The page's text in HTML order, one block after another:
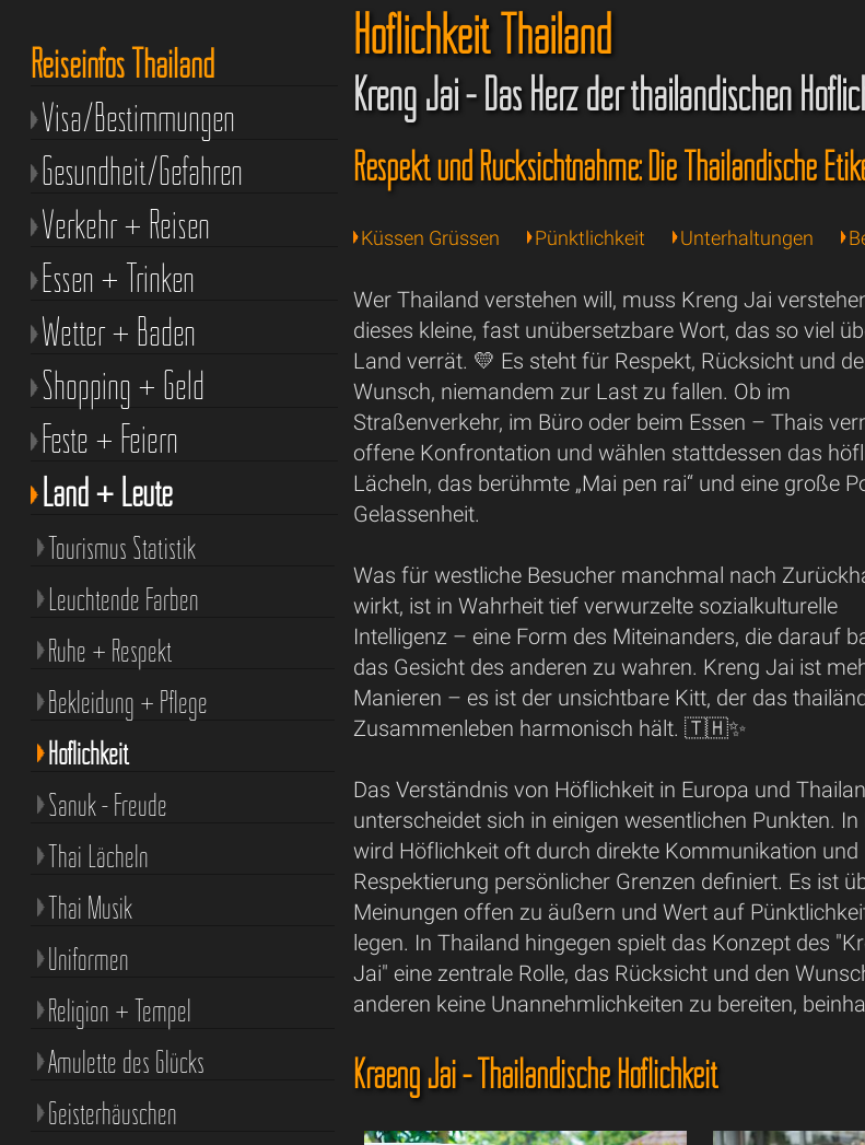
Höflichkeit Thailand
Kreng Jai - Das Herz der thailändischen
Respekt und Rücksichtnahme: Die Thailändische
Küssen Grüssen Pünktlichkeit Unterhaltungen
Wer Thailand verstehen will, muss Kreng Jai
dieses kleine, fast unübersetzbare Wort, das so viel
Land verrät. 💛 Es steht für Respekt, Rücksicht und
Wunsch, niemandem zur Last zu fallen. Ob im
Straßenverkehr, im Büro oder beim Essen – Thais
offene Konfrontation und wählen stattdessen das
Lächeln, das berühmte „Mai pen rai“ und eine große
Gelassenheit.
Was für westliche Besucher manchmal nach
wirkt, ist in Wahrheit tief verwurzelte sozialkulturelle
Intelligenz – eine Form des Miteinanders, die darauf
das Gesicht des anderen zu wahren. Kreng Jai ist
Manieren – es ist der unsichtbare Kitt, der das
Zusammenleben harmonisch hält. 🇹🇭✨
Das Verständnis von Höflichkeit in Europa und
unterscheidet sich in einigen wesentlichen Punkten. In
wird Höflichkeit oft durch direkte Kommunikation und
Respektierung persönlicher Grenzen definiert. Es ist
Meinungen offen zu äußern und Wert auf
legen. In Thailand hingegen spielt das Konzept des
Jai" eine zentrale Rolle, das Rücksicht und den
anderen keine Unannehmlichkeiten zu bereiten,
Kraeng Jai - Thailändische Höflichkeit
Reiseinfos Thailand
Visa/Bestimmungen
Gesundheit/Gefahren
Verkehr + Reisen
Essen + Trinken
Wetter + Baden
Shopping + Geld
Feste + Feiern
Land + Leute
Tourismus Statistik
Leuchtende Farben
Ruhe + Respekt
Bekleidung + Pflege
Höflichkeit
Sanuk - Freude
Thai Lächeln
Thai Musik
Uniformen
Religion + Tempel
Amulette des Glücks
Geisterhäuschen